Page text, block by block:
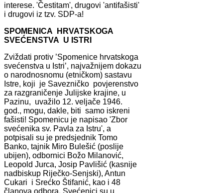
interese. 'Čestitam', drugovi 'antifašisti'
i drugovi iz tzv. SDP-a!
SPOMENICA HRVATSKOGA
SVEĆENSTVA U ISTRI
Zviždati protiv ’Spomenice hrvatskoga
svećenstva u Istri’, najvažnijem dokazu
o narodnosnomu (etničkom) sastavu
Istre, koji je Savezničko povjerenstvo
za razgraničenje Julijske krajine, u
Pazinu, uvažilo 12. veljače 1946.
god., mogu, dakle, biti samo iskreni
fašisti! Spomenicu je napisao 'Zbor
svećenika sv. Pavla za Istru', a
potpisali su je predsjednik Tomo
Banko, tajnik Miro Bulešić (poslije
ubijen), odbornici Božo Milanović,
Leopold Jurca, Josip Pavlišić (kasnije
nadbiskup Riječko-Senjski), Antun
Cukari i Srećko Štifanić, kao i 48
članova odbora. Svećenici su u